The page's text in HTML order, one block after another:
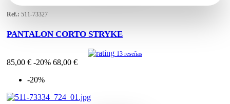
Ref.: 511-73327
PANTALON CORTO STRYKE
13 reseñas
85,00 € -20% 68,00 €
-20%